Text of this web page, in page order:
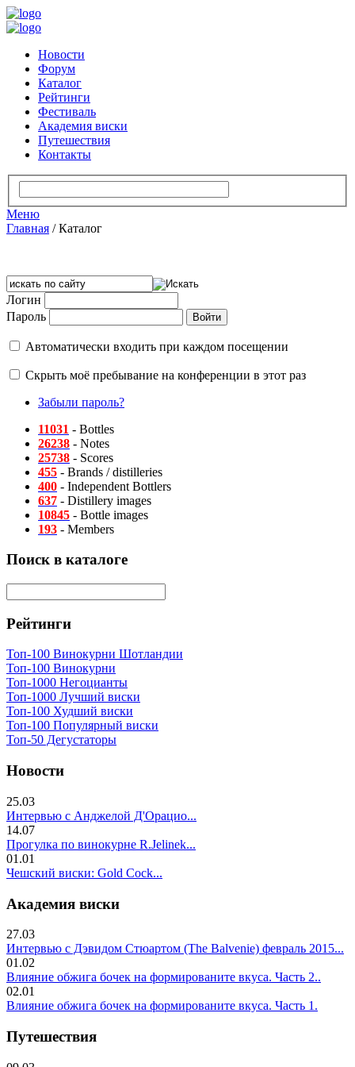
Новости
Форум
Каталог
Рейтинги
Фестиваль
Академия виски
Путешествия
Контакты
Меню
Главная /Каталог
Логин
Пароль
Автоматически входить при каждом посещении
Скрыть моё пребывание на конференции в этот раз
Забыли пароль?
11031 - Bottles
26238 - Notes
25738 - Scores
455 - Brands / distilleries
400 - Independent Bottlers
637 - Distillery images
10845 - Bottle images
193 - Members
Поиск в каталоге
Рейтинги
Топ-100 Винокурни Шотландии
Топ-100 Винокурни
Топ-1000 Негоцианты
Топ-1000 Лучший виски
Топ-100 Худший виски
Топ-100 Популярный виски
Топ-50 Дегустаторы
Новости
25.03
Интервью с Анджелой Д'Орацио...
14.07
Прогулка по винокурне R.Jelinek...
01.01
Чешский виски: Gold Cock...
Академия виски
27.03
Интервью с Дэвидом Стюартом (The Balvenie) февраль 2015...
01.02
Влияние обжига бочек на формированите вкуса. Часть 2..
02.01
Влияние обжига бочек на формированите вкуса. Часть 1.
Путешествия